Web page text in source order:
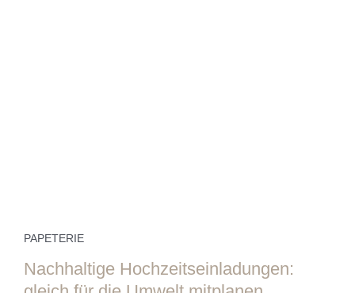
PAPETERIE
Nachhaltige Hochzeitseinladungen: